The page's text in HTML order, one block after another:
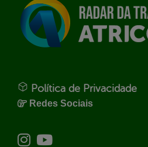
Política de Privacidade
Redes Sociais